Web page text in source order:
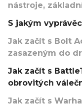
nástroje,
S jakým
Jak začít s Bolt
zasazeným do
Jak začít s
obrovitých
Jak začít s